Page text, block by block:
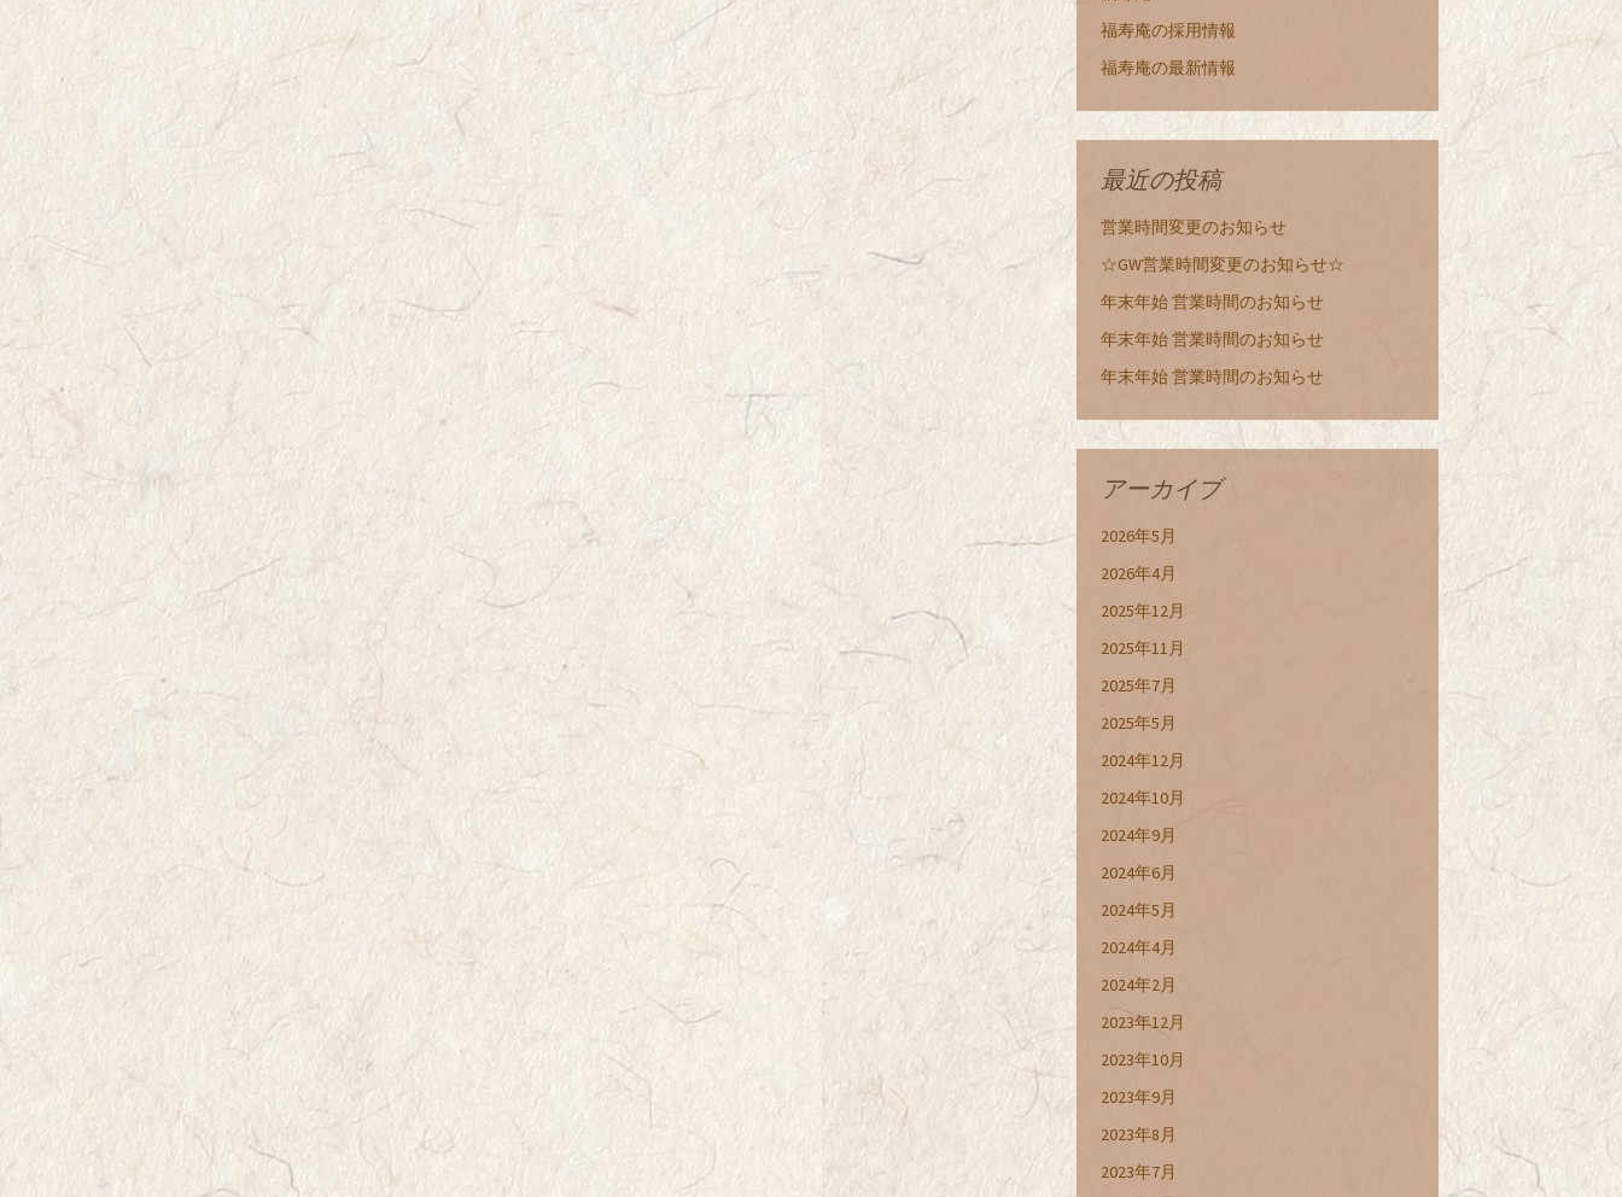
福寿庵の採用情報
福寿庵の最新情報
最近の投稿
営業時間変更のお知らせ
☆GW営業時間変更のお知らせ☆
年末年始 営業時間のお知らせ
年末年始 営業時間のお知らせ
年末年始 営業時間のお知らせ
アーカイブ
2026年5月
2026年4月
2025年12月
2025年11月
2025年7月
2025年5月
2024年12月
2024年10月
2024年9月
2024年6月
2024年5月
2024年4月
2024年2月
2023年12月
2023年10月
2023年9月
2023年8月
2023年7月